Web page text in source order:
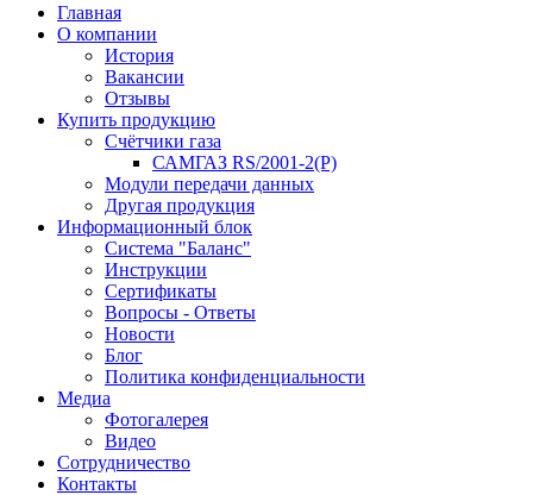
Главная
О компании
История
Вакансии
Отзывы
Купить продукцию
Счётчики газа
САМГАЗ RS/2001-2(Р)
Модули передачи данных
Другая продукция
Информационный блок
Система "Баланс"
Инструкции
Cертификаты
Вопросы - Ответы
Новости
Блог
Политика конфиденциальности
Медиа
Фотогалерея
Видео
Сотрудничество
Контакты